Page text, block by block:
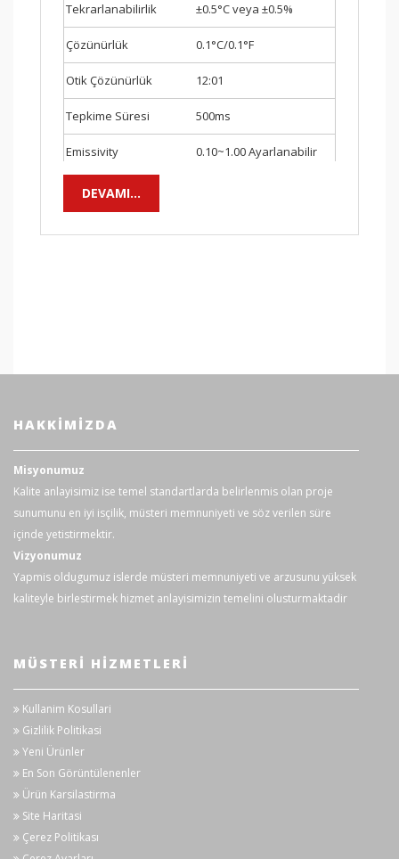
Tekrarlanabilirlik ±0.5°C veya ±0.5%
Çözünürlük 0.1°C/0.1°F
Otik Çözünürlük 12:01
Tepkime Süresi 500ms
Emissivity 0.10~1.00 Ayarlanabilir
Laser Tipi
(s)
Veri Tutma √
Otomatik Kapanma
Düşük Pil Uyarısı
MAX Konum √
Yüksek Sıcaklık Alarmı
Düşük Sıcaklık Alarmı
Arka Ekran Aydınlatma
Genel Özellikler
Güç
Ekran Boyutları
DEVAMI...
HAKKIMIZDA
Misyonumuz
Kalite anlayisimiz ise temel standartlarda belirlenmis olan proje
sunumunu en iyi isçilik, müsteri memnuniyeti ve söz verilen süre
içinde yetistirmektir.
Vizyonumuz
Yapmis oldugumuz islerde müsteri memnuniyeti ve arzusunu yüksek
kaliteyle birlestirmek hizmet anlayisimizin temelini olusturmaktadir
MÜSTERI HIZMETLERI
Kullanim Kosullari
Gizlilik Politikasi
Yeni Ürünler
En Son Görüntülenenler
Ürün Karsilastirma
Site Haritasi
Çerez Politikası